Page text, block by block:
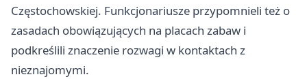
Częstochowskiej. Funkcjonariusze przypomnieli też o
zasadach obowiązujących na placach zabaw i
podkreślili znaczenie rozwagi w kontaktach z
nieznajomymi.